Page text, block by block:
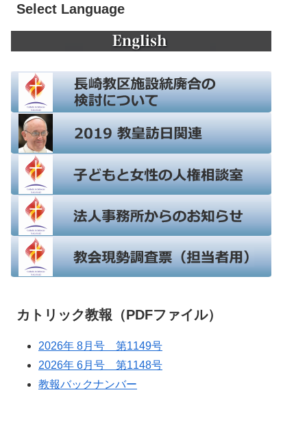
Select Language
カトリック教報（PDFファイル）
2026年 8月号 第1149号
2026年 6月号 第1148号
教報バックナンバー